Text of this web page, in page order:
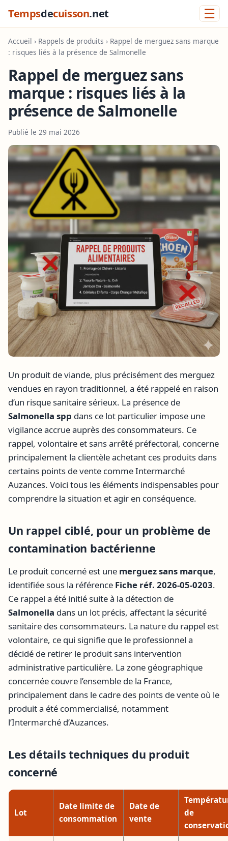
Tempsdecuisson.net ☰
Accueil › Rappels de produits › Rappel de merguez sans marque
: risques liés à la présence de Salmonelle
Rappel de merguez sans
marque : risques liés à la
présence de Salmonelle
Publié le 29 mai 2026
Un produit de viande, plus précisément des merguez
vendues en rayon traditionnel, a été rappelé en raison
d’un risque sanitaire sérieux. La présence de
Salmonella spp dans ce lot particulier impose une
vigilance accrue auprès des consommateurs. Ce
rappel, volontaire et sans arrêté préfectoral, concerne
principalement la clientèle achetant ces produits dans
certains points de vente comme Intermarché
Auzances. Voici tous les éléments indispensables pour
comprendre la situation et agir en conséquence.
Un rappel ciblé, pour un problème de
contamination bactérienne
Le produit concerné est une merguez sans marque,
identifiée sous la référence Fiche réf. 2026-05-0203.
Ce rappel a été initié suite à la détection de
Salmonella dans un lot précis, affectant la sécurité
sanitaire des consommateurs. La nature du rappel est
volontaire, ce qui signifie que le professionnel a
décidé de retirer le produit sans intervention
administrative particulière. La zone géographique
concernée couvre l’ensemble de la France,
principalement dans le cadre des points de vente où le
produit a été commercialisé, notamment
l’Intermarché d’Auzances.
Les détails techniques du produit
concerné
Lot
Date limite de
consommation
Date de
vente
de